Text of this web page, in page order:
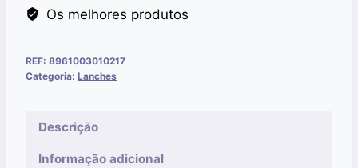
Os melhores produtos
REF: 8961003010217
Categoria: Lanches
Descrição
Informação adicional